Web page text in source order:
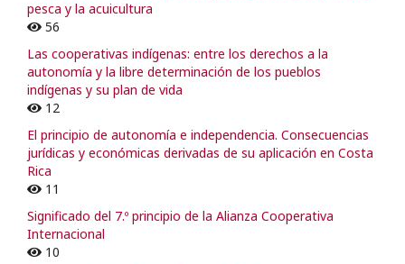
pesca y la acuicultura
56
Las cooperativas indígenas: entre los derechos a la
autonomía y la libre determinación de los pueblos
indígenas y su plan de vida
12
El principio de autonomía e independencia. Consecuencias
jurídicas y económicas derivadas de su aplicación en Costa
Rica
11
Significado del 7.º principio de la Alianza Cooperativa
Internacional
10